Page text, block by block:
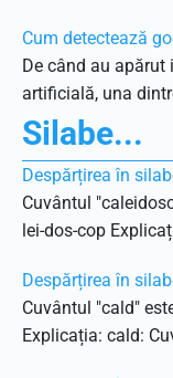
Cum detectează
De când au apărut
artificială, una
Silabe...
Despărțirea în
Cuvântul
lei-dos-cop
Despărțirea în
Cuvântul "cald"
Explicația: cald: